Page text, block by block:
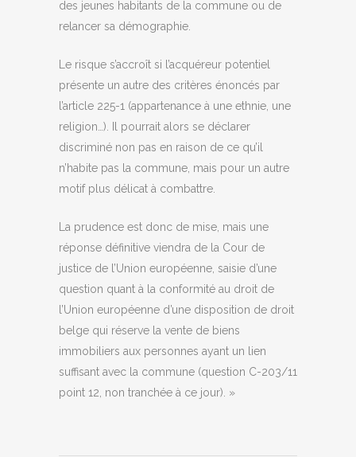
des jeunes habitants de la commune ou de
relancer sa démographie.
Le risque s’accroît si l’acquéreur potentiel
présente un autre des critères énoncés par
l’article 225-1 (appartenance à une ethnie, une
religion…). Il pourrait alors se déclarer
discriminé non pas en raison de ce qu’il
n’habite pas la commune, mais pour un autre
motif plus délicat à combattre.
La prudence est donc de mise, mais une
réponse définitive viendra de la Cour de
justice de l’Union européenne, saisie d’une
question quant à la conformité au droit de
l’Union européenne d’une disposition de droit
belge qui réserve la vente de biens
immobiliers aux personnes ayant un lien
suffisant avec la commune (question C-203/11
point 12, non tranchée à ce jour). »